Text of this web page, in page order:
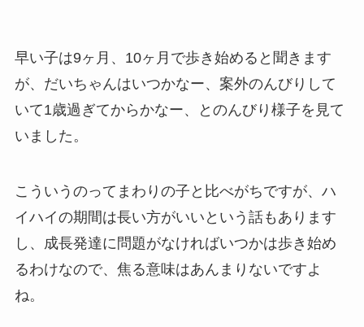
早い子は9ヶ月、10ヶ月で歩き始めると聞きます
が、だいちゃんはいつかなー、案外のんびりして
いて1歳過ぎてからかなー、とのんびり様子を見て
いました。
こういうのってまわりの子と比べがちですが、ハ
イハイの期間は長い方がいいという話もあります
し、成長発達に問題がなければいつかは歩き始め
るわけなので、焦る意味はあんまりないですよ
ね。